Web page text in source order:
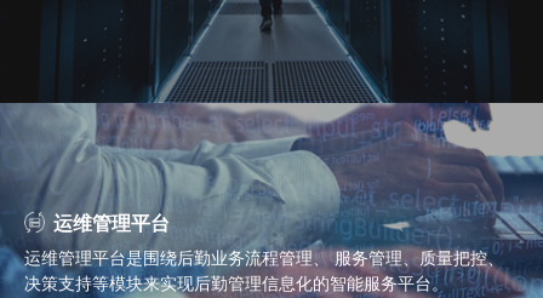
运维管理平台
运维管理平台是围绕后勤业务流程管理、 服务管理、质量把控、
决策支持等模块来实现后勤管理信息化的智能服务平台。